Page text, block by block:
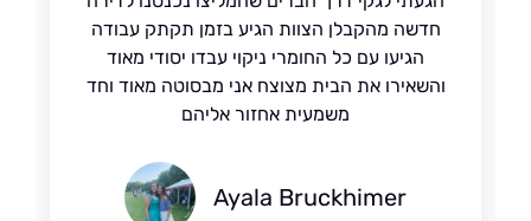
חדשה מהקבלן הצוות הגיע בזמן תקתק עבודה
הגיעו עם כל החומרי ניקוי עבדו יסודי מאוד
והשאירו את הבית מצוצח אני מבסוטה מאוד וחד
משמעית אחזור אליהם
Ayala Bruckhimer